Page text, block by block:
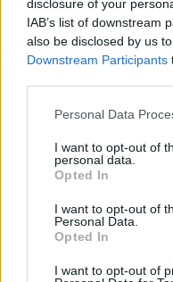
disclosure of your
IAB’s list of downstream
also be disclosed by us
Downstream Participants
Personal Data
I want to opt-out of
personal data.
Opted In
I want to opt-out of
Personal Data.
Opted In
I want to opt-out of
Naposledy